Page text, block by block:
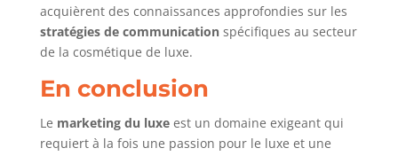
acquièrent des connaissances approfondies sur les
stratégies de communicationspécifiques au secteur
de la cosmétique de luxe.
En conclusion
Le marketing du luxeest un domaine exigeant qui
requiert à la fois une passion pour le luxe et une